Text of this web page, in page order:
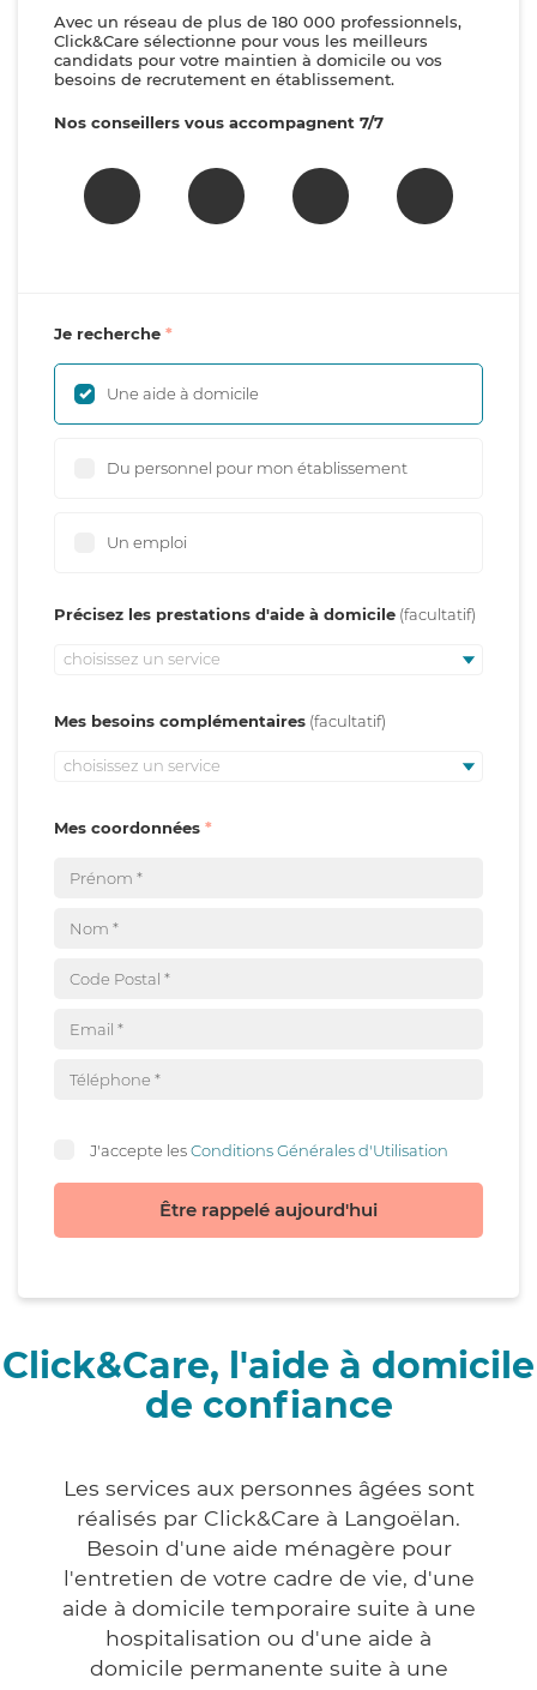
Avec un réseau de plus de 180 000 professionnels,
Click&Care sélectionne pour vous les meilleurs
candidats pour votre maintien à domicile ou vos
besoins de recrutement en établissement.
Nos conseillers vous accompagnent 7/7
Je recherche
Une aide à domicile
Du personnel pour mon établissement
Un emploi
Précisez les prestations d'aide à domicile
choisissez un service
Mes besoins complémentaires
choisissez un service
Mes coordonnées
J'accepte lesConditions Générales d'Utilisation
Être rappelé aujourd'hui
Click&Care, l'aide à domicile
de confiance
Les services aux personnes âgées sont
réalisés par Click&Care à Langoëlan.
Besoin d'une aide ménagère pour
l'entretien de votre cadre de vie, d'une
aide à domicile temporaire suite à une
hospitalisation ou d'une aide à
domicile permanente suite à une